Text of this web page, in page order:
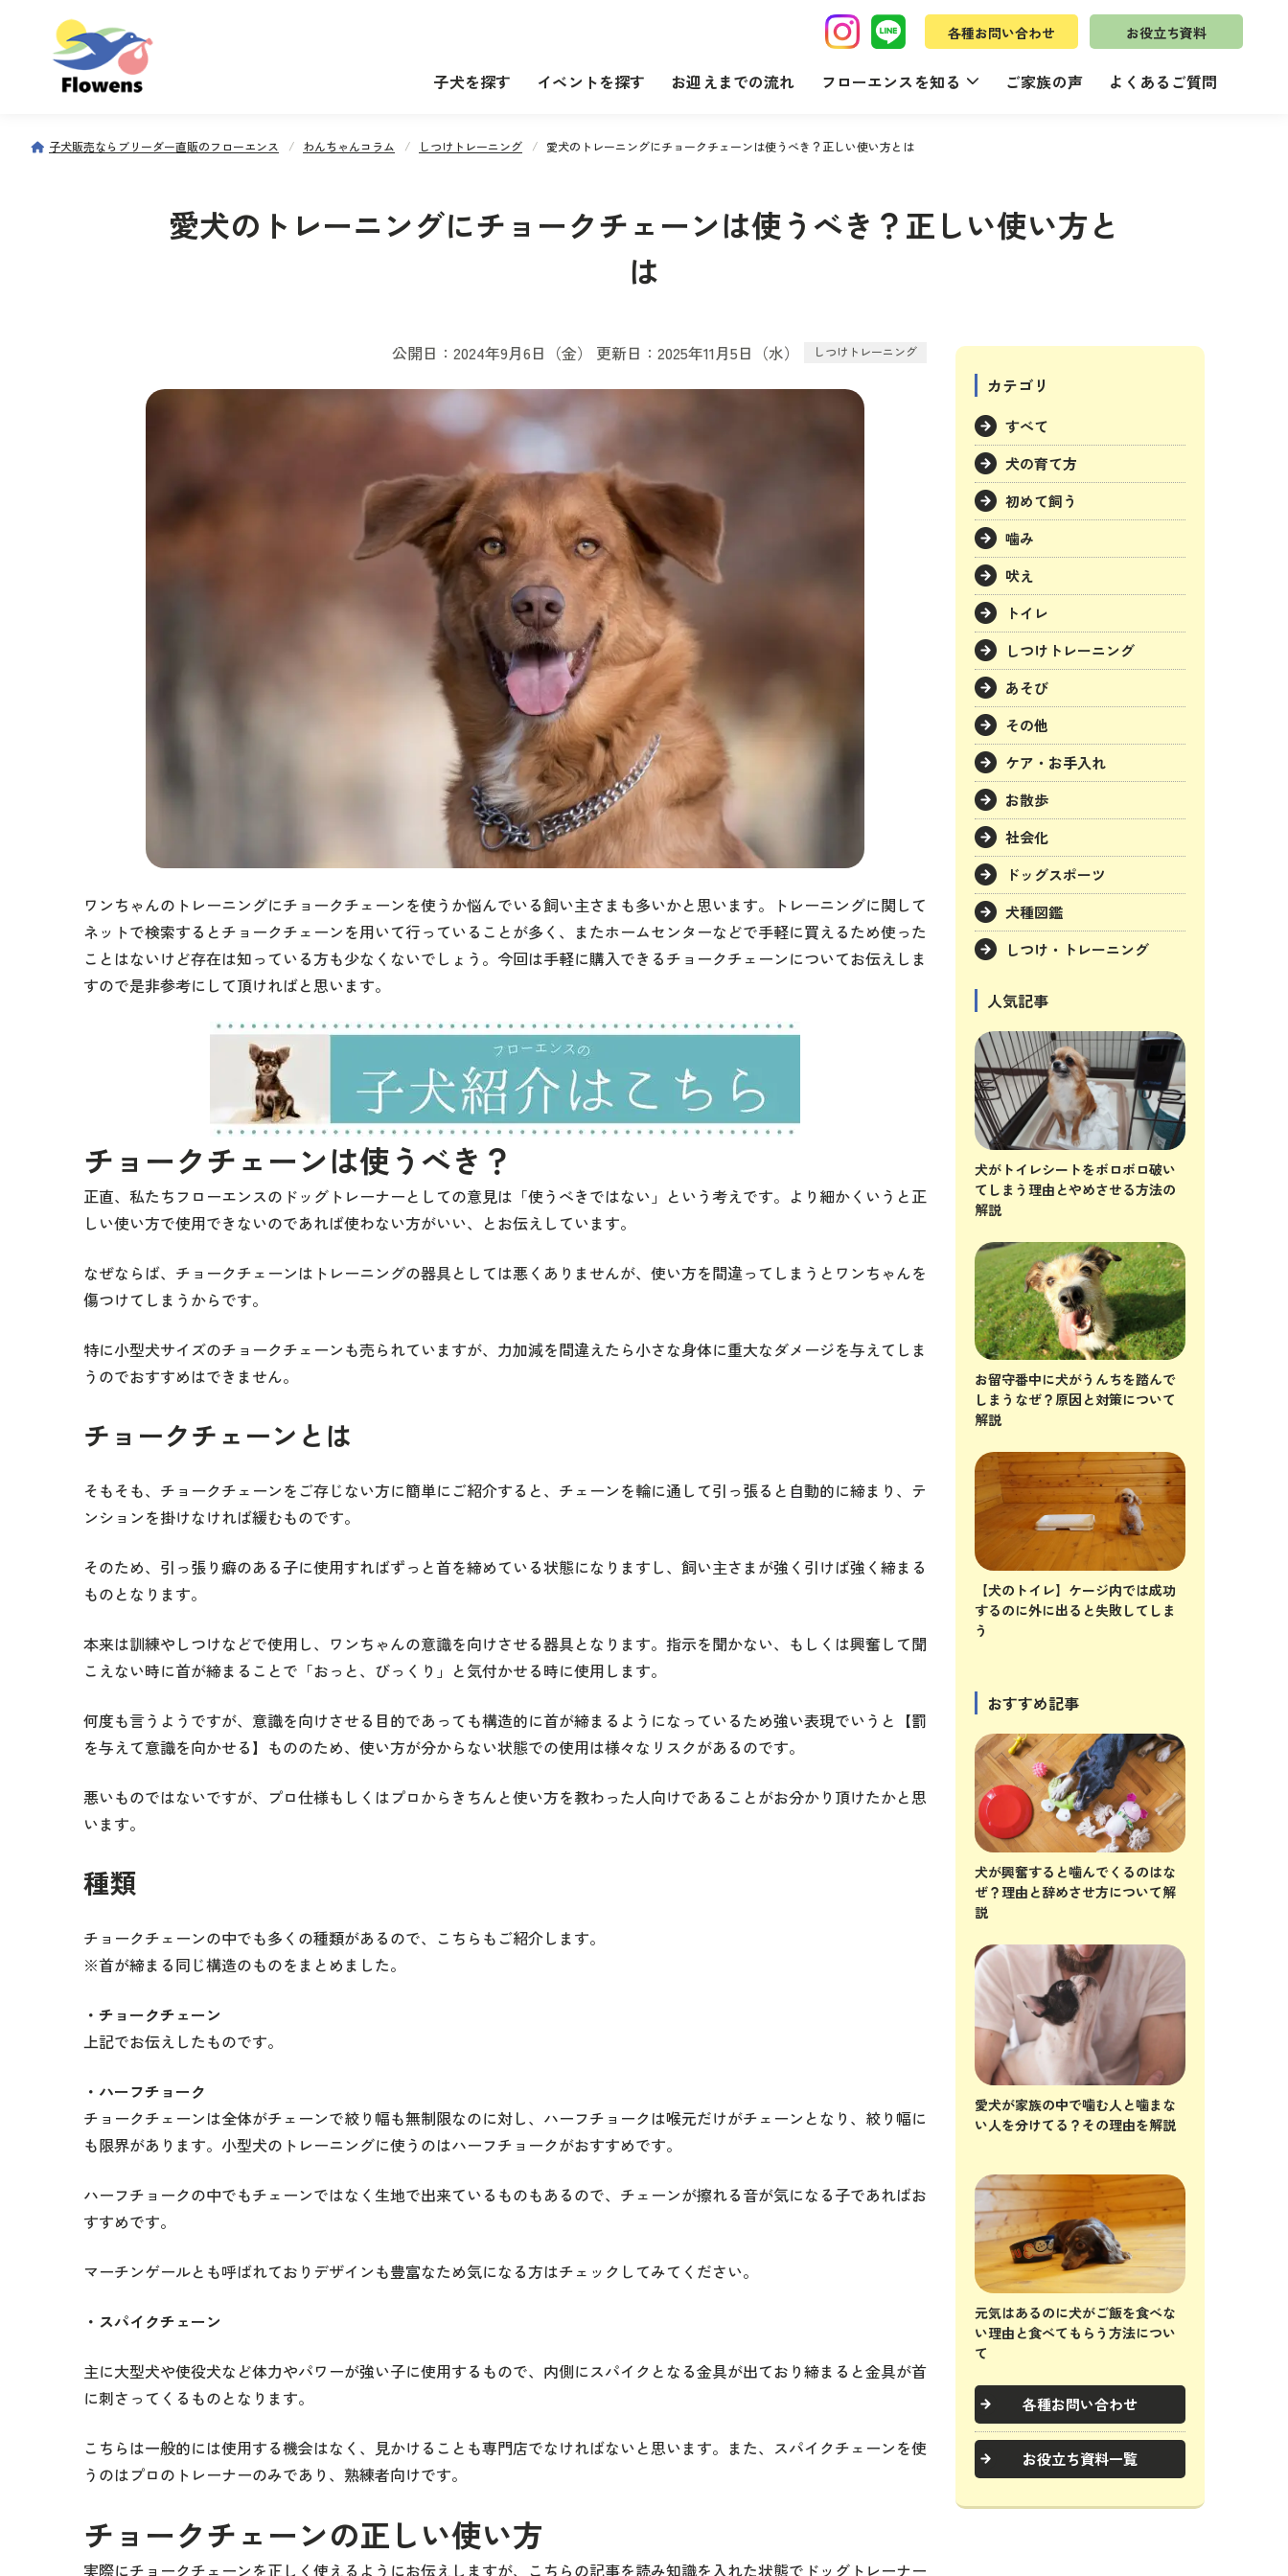
各種お問い合わせ お役立ち資料
子犬を探す イベントを探す お迎えまでの流れ フローエンスを知る ご家族の声 よくあるご質問
子犬販売ならブリーダー直販のフローエンス わんちゃんコラム しつけトレーニング 愛犬のトレーニングにチョークチェーンは使うべき？正しい使い方とは
愛犬のトレーニングにチョークチェーンは使うべき？正しい使い方と
は
公開日：2024年9月6日（金） 更新日：2025年11月5日（水） しつけトレーニング
ワンちゃんのトレーニングにチョークチェーンを使うか悩んでいる飼い主さまも多いかと思います。トレーニングに関して
ネットで検索するとチョークチェーンを用いて行っていることが多く、またホームセンターなどで手軽に買えるため使った
ことはないけど存在は知っている方も少なくないでしょう。今回は手軽に購入できるチョークチェーンについてお伝えしま
すので是非参考にして頂ければと思います。
チョークチェーンは使うべき？
正直、私たちフローエンスのドッグトレーナーとしての意見は「使うべきではない」という考えです。より細かくいうと正
しい使い方で使用できないのであれば使わない方がいい、とお伝えしています。
なぜならば、チョークチェーンはトレーニングの器具としては悪くありませんが、使い方を間違ってしまうとワンちゃんを
傷つけてしまうからです。
特に小型犬サイズのチョークチェーンも売られていますが、力加減を間違えたら小さな身体に重大なダメージを与えてしま
うのでおすすめはできません。
チョークチェーンとは
そもそも、チョークチェーンをご存じない方に簡単にご紹介すると、チェーンを輪に通して引っ張ると自動的に締まり、テ
ンションを掛けなければ緩むものです。
そのため、引っ張り癖のある子に使用すればずっと首を締めている状態になりますし、飼い主さまが強く引けば強く締まる
ものとなります。
本来は訓練やしつけなどで使用し、ワンちゃんの意識を向けさせる器具となります。指示を聞かない、もしくは興奮して聞
こえない時に首が締まることで「おっと、びっくり」と気付かせる時に使用します。
何度も言うようですが、意識を向けさせる目的であっても構造的に首が締まるようになっているため強い表現でいうと【罰
を与えて意識を向かせる】もののため、使い方が分からない状態での使用は様々なリスクがあるのです。
悪いものではないですが、プロ仕様もしくはプロからきちんと使い方を教わった人向けであることがお分かり頂けたかと思
います。
種類
チョークチェーンの中でも多くの種類があるので、こちらもご紹介します。
※首が締まる同じ構造のものをまとめました。
・チョークチェーン
上記でお伝えしたものです。
・ハーフチョーク
チョークチェーンは全体がチェーンで絞り幅も無制限なのに対し、ハーフチョークは喉元だけがチェーンとなり、絞り幅に
も限界があります。小型犬のトレーニングに使うのはハーフチョークがおすすめです。
ハーフチョークの中でもチェーンではなく生地で出来ているものもあるので、チェーンが擦れる音が気になる子であればお
すすめです。
マーチンゲールとも呼ばれておりデザインも豊富なため気になる方はチェックしてみてください。
・スパイクチェーン
主に大型犬や使役犬など体力やパワーが強い子に使用するもので、内側にスパイクとなる金具が出ており締まると金具が首
に刺さってくるものとなります。
こちらは一般的には使用する機会はなく、見かけることも専門店でなければないと思います。また、スパイクチェーンを使
うのはプロのトレーナーのみであり、熟練者向けです。
チョークチェーンの正しい使い方
実際にチョークチェーンを正しく使えるようにお伝えしますが、こちらの記事を読み知識を入れた状態でドッグトレーナー
カテゴリ
すべて
犬の育て方
初めて飼う
噛み
吠え
トイレ
しつけトレーニング
あそび
その他
ケア・お手入れ
お散歩
社会化
ドッグスポーツ
犬種図鑑
しつけ・トレーニング
人気記事
犬がトイレシートをボロボロ破い
てしまう理由とやめさせる方法の
解説
お留守番中に犬がうんちを踏んで
しまうなぜ？原因と対策について
解説
【犬のトイレ】ケージ内では成功
するのに外に出ると失敗してしま
う
おすすめ記事
犬が興奮すると噛んでくるのはな
ぜ？理由と辞めさせ方について解
説
愛犬が家族の中で噛む人と噛まな
い人を分けてる？その理由を解説
元気はあるのに犬がご飯を食べな
い理由と食べてもらう方法につい
て
各種お問い合わせ
お役立ち資料一覧